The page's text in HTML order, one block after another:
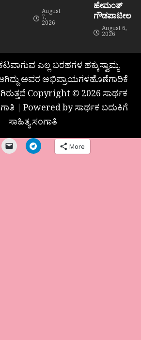
August
7,
2026
ಹೇಮಂತ್‌
ಗೌಡಪಾಟೀಲ
August 6,
2026
ಎಲ್ಲ ಬರಹಗಳ ಹಕ್ಕುಸ್ವಾಮ್ಯ
ಅವರ ಅಭಿಪ್ರಾಯಗಳಹೊಣೆಗಾರಿಕೆ
Copyright © 2026 ಸಾರ್ಥಕ
| Powered by ಸಾರ್ಥಕ ಬದುಕಿಗೆ
ಸಾಹಿತ್ಯ ಸಂಗಾತಿ
More